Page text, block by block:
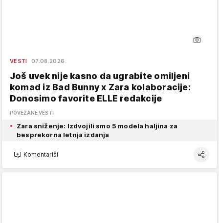
VESTI 07.08.2026.
Još uvek nije kasno da ugrabite omiljeni
komad iz Bad Bunny x Zara kolaboracije:
Donosimo favorite ELLE redakcije
POVEZANE VESTI
Zara sniženje: Izdvojili smo 5 modela haljina za
besprekorna letnja izdanja
Komentariši